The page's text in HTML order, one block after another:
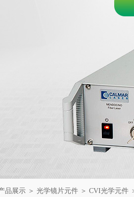
品展示 ＞ 光学镜片元件 ＞ CVI光学元件